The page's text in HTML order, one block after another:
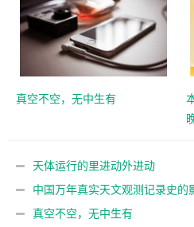
真空不空，无中生有
天体运行的里进动外进动
中国万年真实天文观测记录史的
真空不空，无中生有